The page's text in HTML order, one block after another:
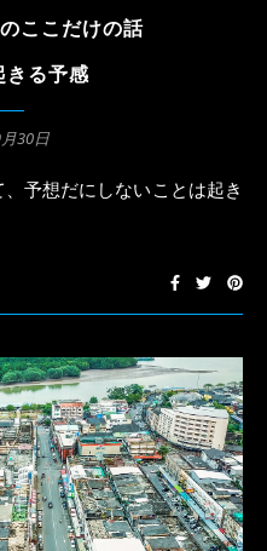
ここだけの話
きる予感
30日